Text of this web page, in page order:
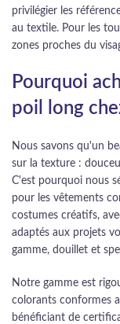
privilégier les
au textile. Pour les
zones proches du
Pourquoi
poil long
Nous savons qu'un
sur la texture :
C'est pourquoi nous
pour les vêtements
costumes créatifs,
adaptés aux projets
gamme, douillet et
Notre gamme est
colorants conformes
bénéficiant de